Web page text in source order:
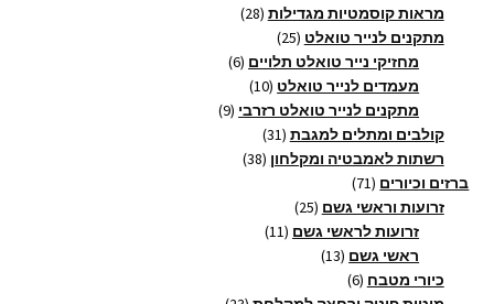
מוצרים
מראות קוסמטיות מגדילות 28
28
מתקנים לנייר טואלט 25
25
מוצרים
מחזיקי נייר טואלט תלויים 6
6
מעמדים לנייר טואלט 10
10
מוצריםמתקנים לנייר טואלט רזרבי 9
9
קולבים ומתלים למגבת 31
31
מוצרים רשתות לאמבטיה ומקלחון 38
38
ברזים וכיורים 71
71
מוצרים
זרועות וראשי גשם 25
25
מוצריםזרועות לראשי גשם 11
11
ראשי גשם 13
13
כיורי מטבח 6
6